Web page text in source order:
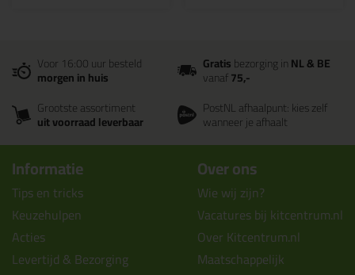
Voor 16:00 uur besteld
morgen in huis
Gratisbezorging inNL & BE
vanaf75,-
Grootste assortiment
uit voorraad leverbaar
PostNL afhaalpunt: kies zelf
wanneer je afhaalt
Informatie
Tips en tricks
Keuzehulpen
Acties
Levertijd & Bezorging
Over ons
Wie wij zijn?
Vacatures bij kitcentrum.nl
Over Kitcentrum.nl
Maatschappelijk